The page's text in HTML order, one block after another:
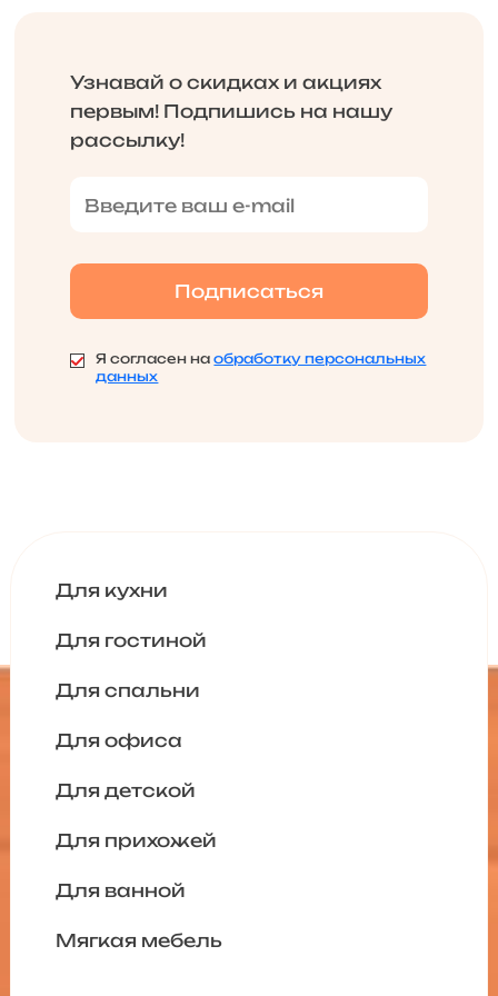
Узнавай о скидках и акциях
первым! Подпишись на нашу
рассылку!
Я согласен наобработку персональных
данных
Для кухни
Для гостиной
Для спальни
Для офиса
Для детской
Для прихожей
Для ванной
Мягкая мебель